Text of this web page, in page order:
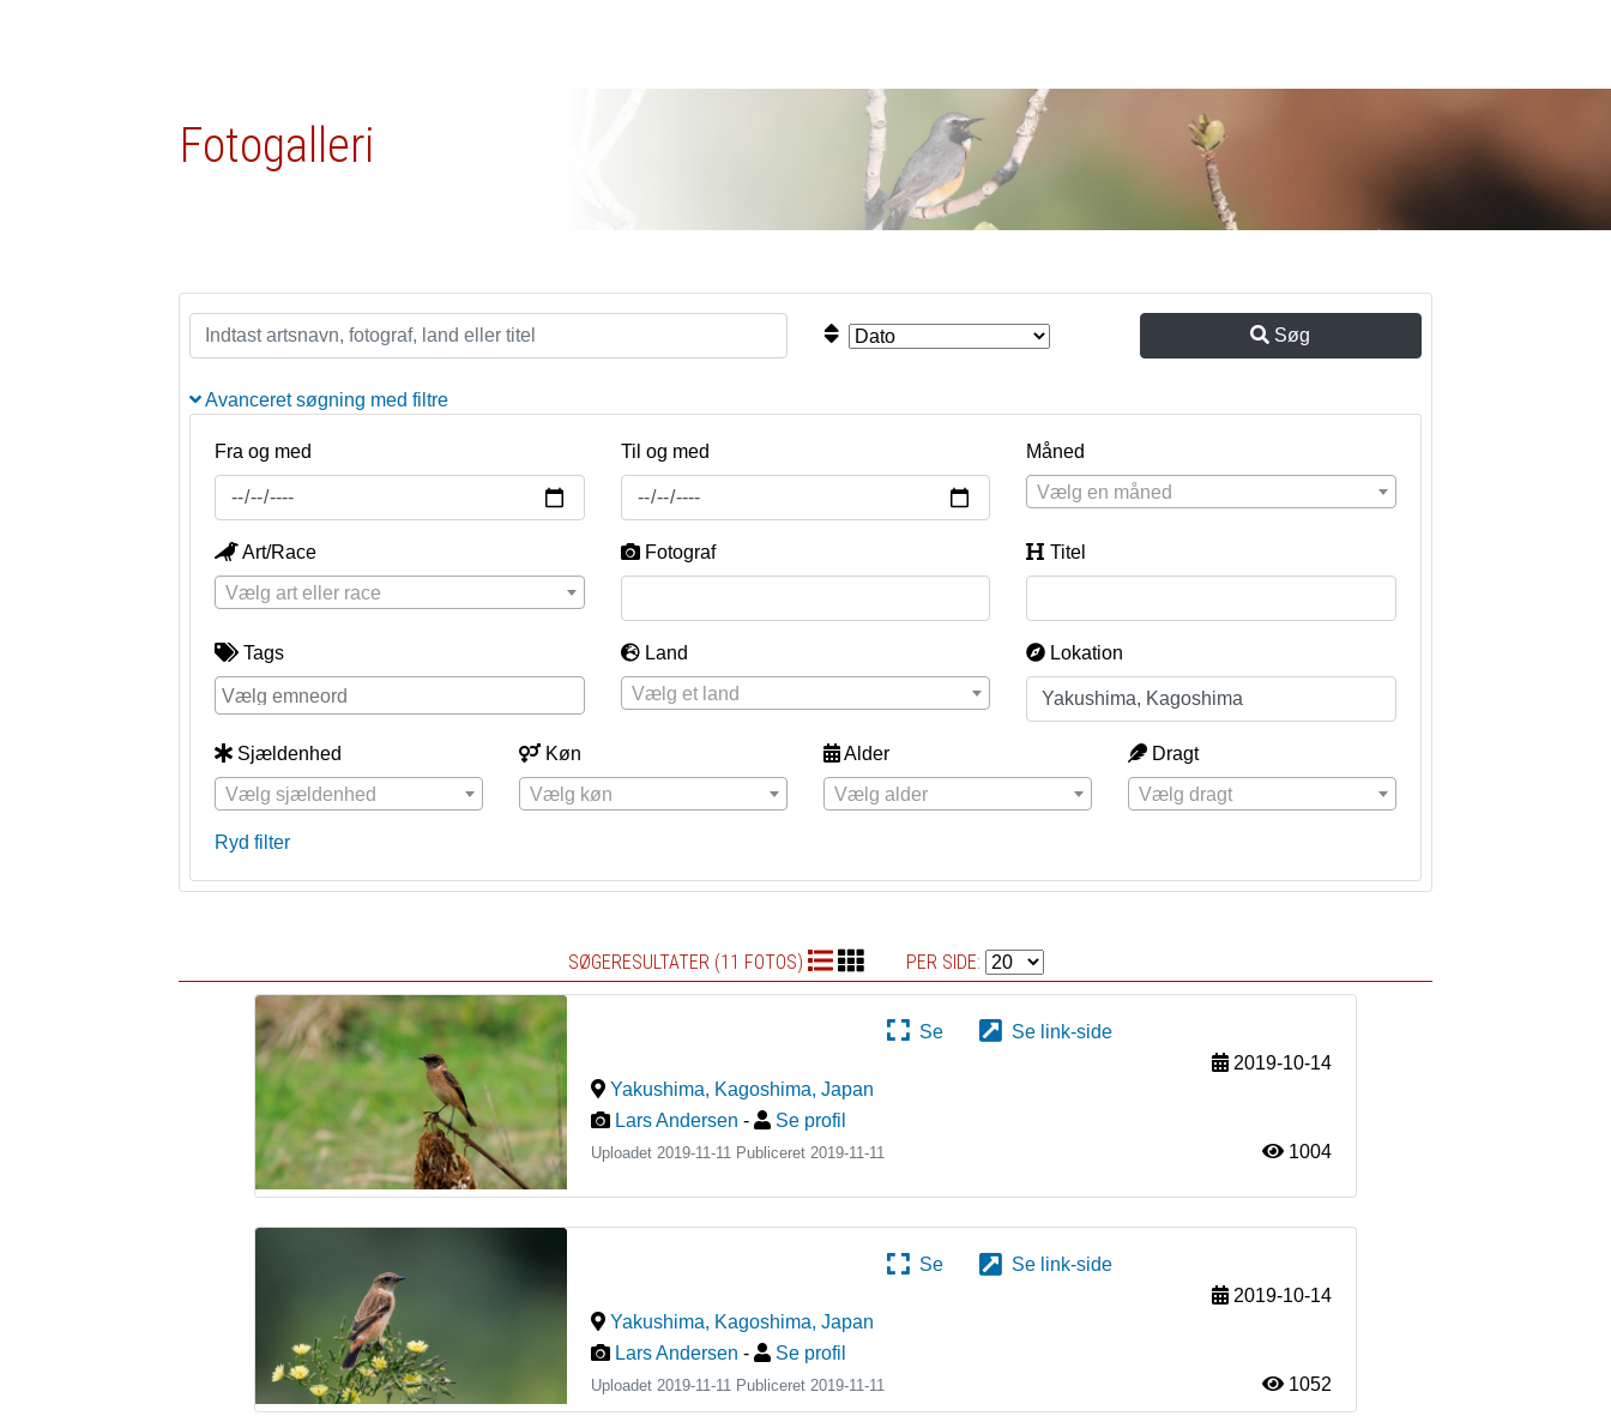
Fotogalleri
Søg
Avanceret søgning med filtre
Fra og med Til og med
Måned
Vælg en måned
Art/Race
Vælg art eller race
Fotograf Titel
Tags
Land
Vælg et land
Lokation
Sjældenhed
Vælg sjældenhed
Køn
Vælg køn
Alder
Vælg alder
Dragt
Vælg dragt
Ryd filter
SØGERESULTATER (11 FOTOS) PER SIDE:
Se
Se link-side
2019-10-14
Yakushima, Kagoshima,Japan
Lars Andersen - Se profil
Uploadet 2019-11-11 Publiceret2019-11-11 1004
Se
Se link-side
2019-10-14
Yakushima, Kagoshima,Japan
Lars Andersen - Se profil
Uploadet 2019-11-11 Publiceret2019-11-11 1052